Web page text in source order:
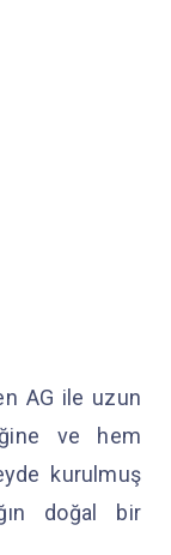
AG ile uzun
ve hem
kurulmuş
doğal bir